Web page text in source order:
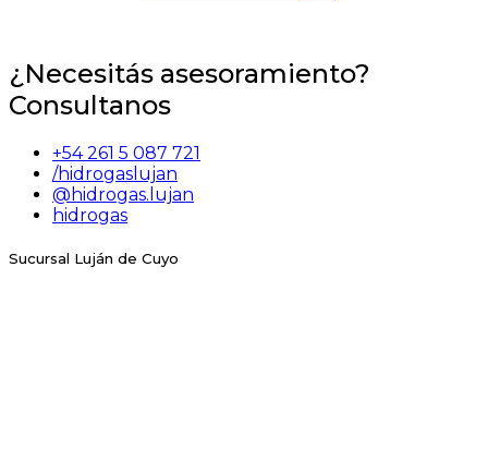
¿Necesitás asesoramiento?
Consultanos
+54 261 5 087 721
/hidrogaslujan
@hidrogas.lujan
hidrogas
Sucursal Luján de Cuyo